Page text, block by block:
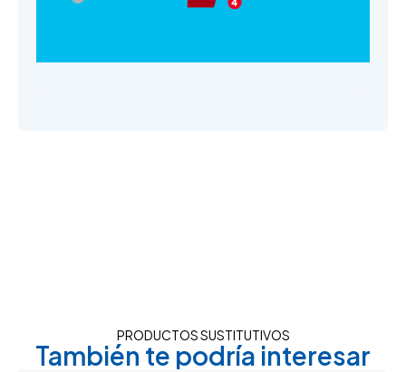
PRODUCTOS SUSTITUTIVOS
También te podría interesar